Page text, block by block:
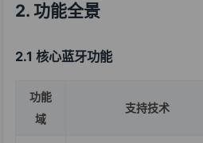
2. 功能全景
2.1 核心蓝牙功能
功能
域
支持技术